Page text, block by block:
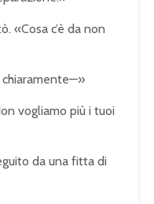
«Cosa c’è da non
vogliamo più i tuoi
da una fitta di